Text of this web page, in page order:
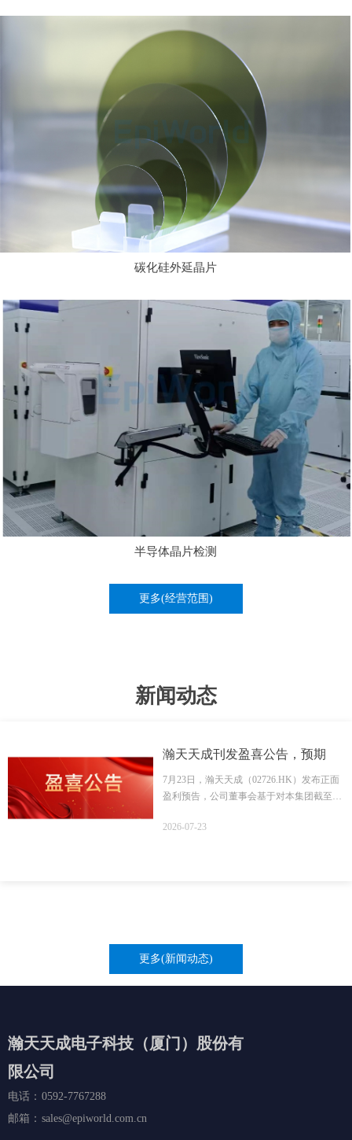
瀚天天成刊发盈喜公告，预期
2026年中期净利润同比大幅增长
7月23日，瀚天天成（02726.HK）发布正面
盈利预告，公司董事会基于对本集团截至
新可得的未经审计综合管理账目的初步评
万元，而截至2025年6月30日止六个月的经
调整净利润（非《国际财务报告准则》计
2026-07-23
新闻动态
更多(经营范围)
碳化硅外延晶片
半导体晶片检测
更多(新闻动态)
瀚天天成电子科技（厦门）股份有
限公司
电话： 0592-7767288
邮箱： sales@epiworld.com.cn